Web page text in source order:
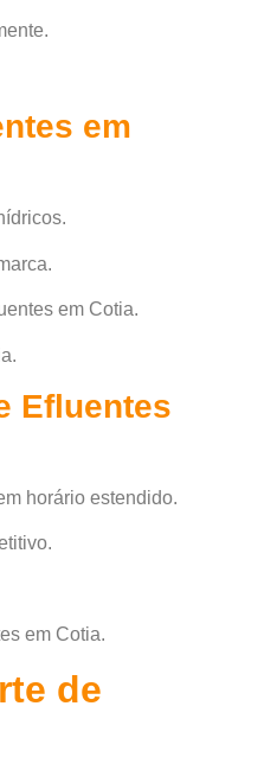
em
em Cotia.
Efluentes
horário estendido.
em Cotia.
de